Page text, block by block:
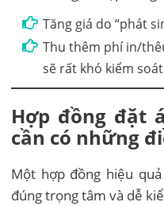
Tăng giá do “phát
Thu thêm phí in/
sẽ rất khó kiểm
Hợp đồng đặt
cần có những
Một hợp đồng hiệu quả
đúng trọng tâm và dễ